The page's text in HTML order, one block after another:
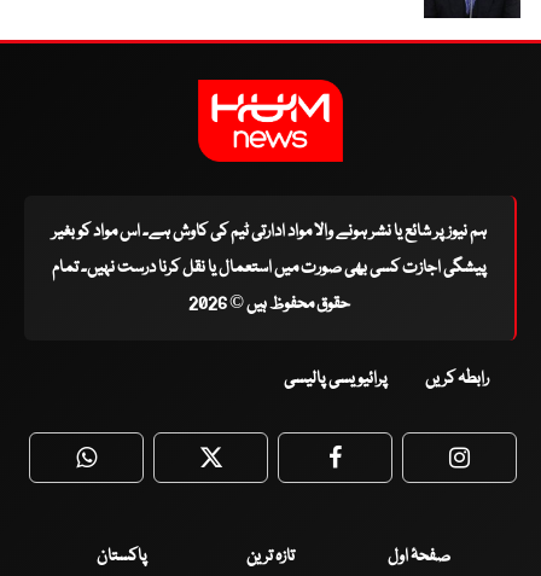
ہم نیوز پر شائع یا نشر ہونے والا مواد ادارتی ٹیم کی کاوش ہے۔ اس مواد کو بغیر
پیشگی اجازت کسی بھی صورت میں استعمال یا نقل کرنا درست نہیں۔ تمام
حقوق محفوظ ہیں © 2026
رابطہ کریں پرائیویسی پالیسی
WhatsApp Twitter Facebook
صفحۂ اول تازہ ترین
پاکستان